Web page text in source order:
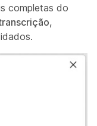
completas do